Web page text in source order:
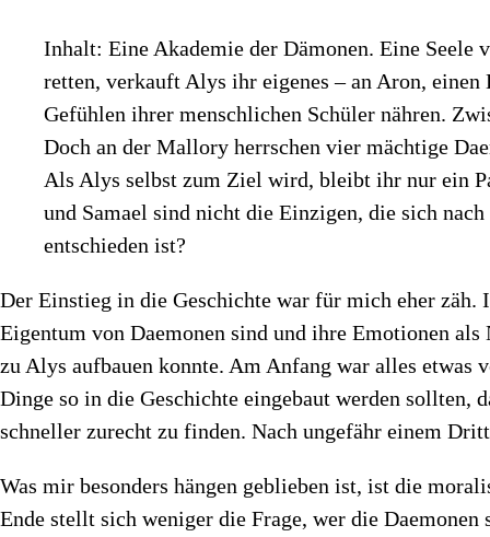
Inhalt: Eine Akademie der Dämonen. Eine Seele
retten, verkauft Alys ihr eigenes – an Aron,
Gefühlen ihrer menschlichen Schüler nähren.
Doch an der Mallory herrschen vier mächtige
Als Alys selbst zum Ziel wird, bleibt ihr nur ein
und Samael sind nicht die Einzigen, die sich
entschieden ist?
Der Einstieg in die Geschichte war für mich eher
Eigentum von Daemonen sind und ihre Emotionen
zu Alys aufbauen konnte. Am Anfang war alles etwas
Dinge so in die Geschichte eingebaut werden sollten,
schneller zurecht zu finden. Nach ungefähr einem
Was mir besonders hängen geblieben ist, ist die
Ende stellt sich weniger die Frage, wer die